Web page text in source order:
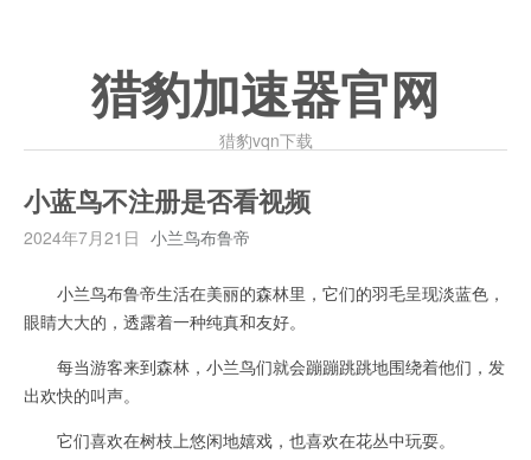
猎豹加速器官网
猎豹vqn下载
小蓝鸟不注册是否看视频
2024年7月21日 小兰鸟布鲁帝
小兰鸟布鲁帝生活在美丽的森林里，它们的羽毛呈现淡蓝色，
眼睛大大的，透露着一种纯真和友好。
每当游客来到森林，小兰鸟们就会蹦蹦跳跳地围绕着他们，发
出欢快的叫声。
它们喜欢在树枝上悠闲地嬉戏，也喜欢在花丛中玩耍。